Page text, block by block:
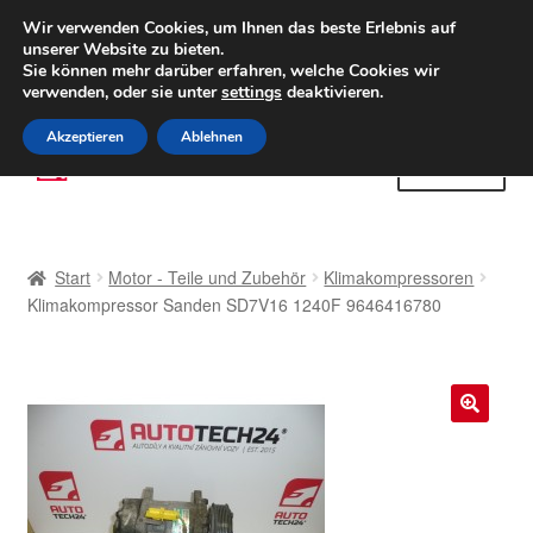
LIEFERUNG ab 6 EUR
Weltweiter Versand
(800) 500 564Mo-Fr 9-16 Uhr
Zur
Navigation
Zum
Inhalt
AGB
Beschwerdeordnung
Datenschutz-Bestimmungen
Start Motor - Teile und Zubehör
Klimakompressoren
Klimakompressor Sanden SD7V16 1240F 9646416780
Wir verwenden Cookies, um Ihnen das beste Erlebnis auf
unserer Website zu bieten.
Sie können mehr darüber erfahren, welche Cookies wir
verwenden, oder sie untersettings deaktivieren.
Akzeptieren Ablehnen